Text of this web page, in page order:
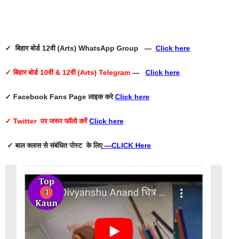
✓ बिहार बोर्ड 12वी (Arts) WhatsApp Group — Click here
✓ बिहार बोर्ड 10वी & 12वी (Arts) Telegram — Click here
✓ Facebook Fans Page लाइक करेClick here
✓ Twitter पर जरूर फॉलो करें Click here
✓ बाल क्लास से संबंधित पोस्ट के लिए—CLICK Here